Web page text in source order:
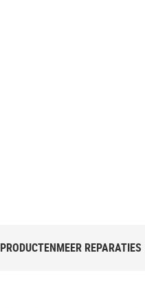
PRODUCTENMEER REPARATIES